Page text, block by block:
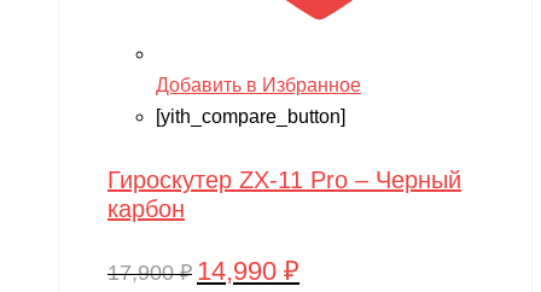
Добавить в Избранное
[yith_compare_button]
Гироскутер ZX-11 Pro – Черный
карбон
17,900₽ Первоначальная
14,990 ₽